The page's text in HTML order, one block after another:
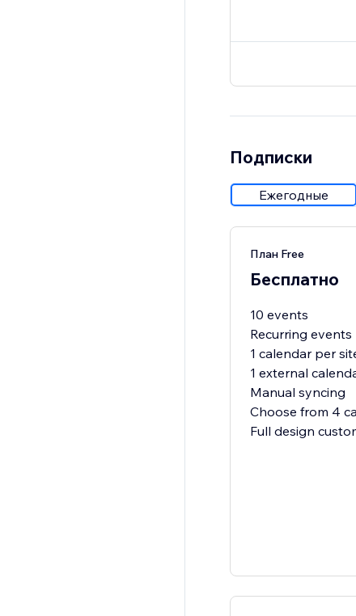
Подписки
Ежегодные
План Free
Бесплатно
10 events
Recurring events
1 calendar per
1 external
Manual syncing
Choose from 4
Full design